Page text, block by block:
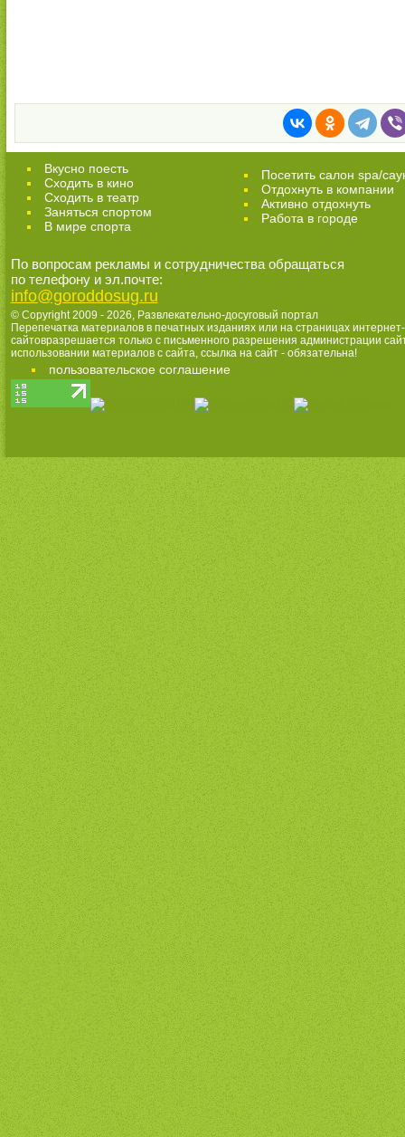
Вкусно поесть
Сходить в кино
Cходить в театр
Заняться спортом
В мире спорта
Посетить салон spa/
Отдохнуть в компании
Активно отдохнуть
Работа в городе
По вопросам рекламы и сотрудничества обращаться
по телефону и эл.почте:
info@goroddosug.ru
© Copyright 2009 - 2026, Развлекательно-досуговый портал
Перепечатка материалов в печатных изданиях или на страницах интернет-
сайтовразрешается только с письменного разрешения администрации
использовании материалов с сайта, ссылка на сайт - обязательна!
пользовательское соглашение